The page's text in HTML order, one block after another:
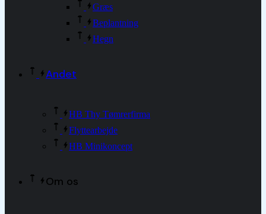
Græs
Beplantning
Hegn
Andet
HB Thy Tømrerfirma
Flyttearbejde
HB Minikoncept
Om os